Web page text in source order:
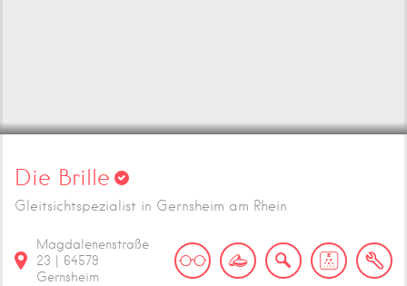
Die Brille
Gleitsichtspezialist in Gernsheim am Rhein
Magdalenenstraße
23
64579
Gernsheim